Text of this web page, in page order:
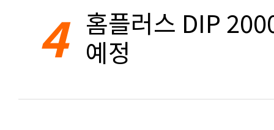
4 홈플러스 DIP
예정